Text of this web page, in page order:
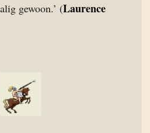
gewoon.’ (Laurence